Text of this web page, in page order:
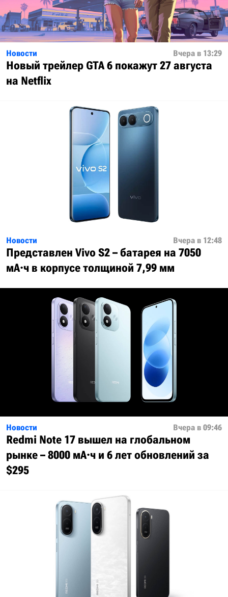
Новости Вчера в 13:29
Новый трейлер GTA 6 покажут 27 августа
на Netflix
Новости Вчера в 12:48
Представлен Vivo S2 – батарея на 7050
мА·ч в корпусе толщиной 7,99 мм
Новости Вчера в 09:46
Redmi Note 17 вышел на глобальном
рынке – 8000 мА·ч и 6 лет обновлений за
$295